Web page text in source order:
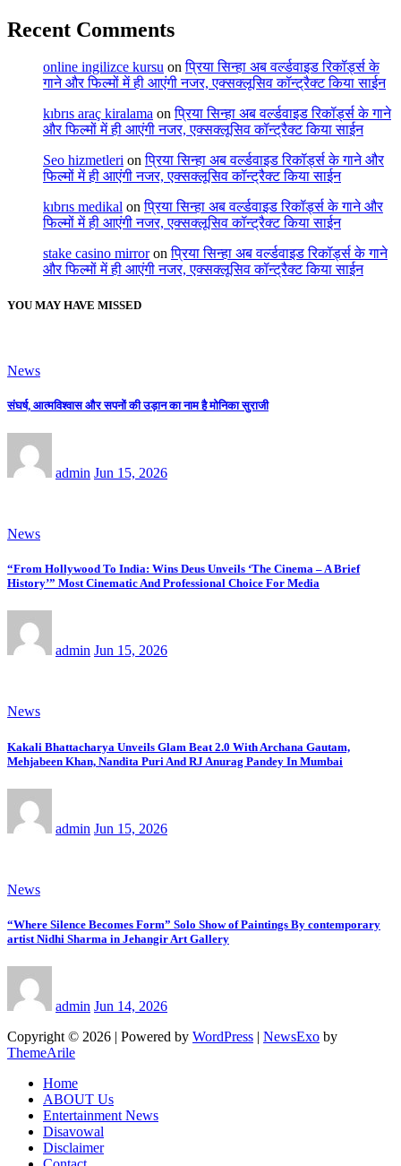
Recent Comments
online ingilizce kursu onप्रिया सिन्हा अब वर्ल्डवाइड रिकॉर्ड्स के
गाने और फिल्मों में ही आएंगी नजर, एक्सक्लूसिव कॉन्ट्रैक्ट किया साईन
kıbrıs araç kiralama onप्रिया सिन्हा अब वर्ल्डवाइड रिकॉर्ड्स के गाने
और फिल्मों में ही आएंगी नजर, एक्सक्लूसिव कॉन्ट्रैक्ट किया साईन
Seo hizmetleri onप्रिया सिन्हा अब वर्ल्डवाइड रिकॉर्ड्स के गाने और
फिल्मों में ही आएंगी नजर, एक्सक्लूसिव कॉन्ट्रैक्ट किया साईन
kıbrıs medikal onप्रिया सिन्हा अब वर्ल्डवाइड रिकॉर्ड्स के गाने और
फिल्मों में ही आएंगी नजर, एक्सक्लूसिव कॉन्ट्रैक्ट किया साईन
stake casino mirroronप्रिया सिन्हा अब वर्ल्डवाइड रिकॉर्ड्स के गाने
और फिल्मों में ही आएंगी नजर, एक्सक्लूसिव कॉन्ट्रैक्ट किया साईन
YOU MAY HAVE MISSED
News
संघर्ष, आत्मविश्वास और सपनों की उड़ान का नाम है मोनिका सुराजी
admin Jun 15, 2026
News
“From Hollywood To India: Wins Deus Unveils ‘The Cinema – A Brief
History’” Most Cinematic And Professional Choice For Media
admin Jun 15, 2026
News
Kakali Bhattacharya Unveils Glam Beat 2.0 With Archana Gautam,
Mehjabeen Khan, Nandita Puri And RJ Anurag Pandey In Mumbai
admin Jun 15, 2026
News
“Where Silence Becomes Form” Solo Show of Paintings By contemporary
artist Nidhi Sharma in Jehangir Art Gallery
admin Jun 14, 2026
Copyright © 2026 | Powered by WordPress | NewsExo by
ThemeArile
Home
ABOUT Us
Entertainment News
Disavowal
Disclaimer